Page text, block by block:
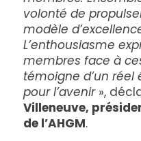
volonté de
modèle
L’enthousiasme
membres face à
témoigne d’un
pour l’avenir»,
Villeneuve,
de l’AHGM.